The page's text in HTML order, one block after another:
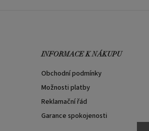
INFORMACE K NÁKUPU
Obchodní podmínky
Možnosti platby
Reklamační řád
Garance spokojenosti